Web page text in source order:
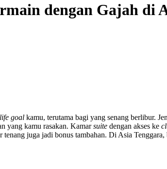
dengan Gajah di
life goal kamu, terutama bagi yang senang berlibur.
yang kamu rasakan. Kamarsuite dengan akses ke
tenang juga jadi bonus tambahan. Di Asia Tenggara,